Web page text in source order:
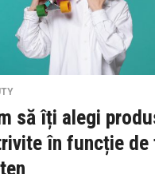
să îți alegi
în funcție de